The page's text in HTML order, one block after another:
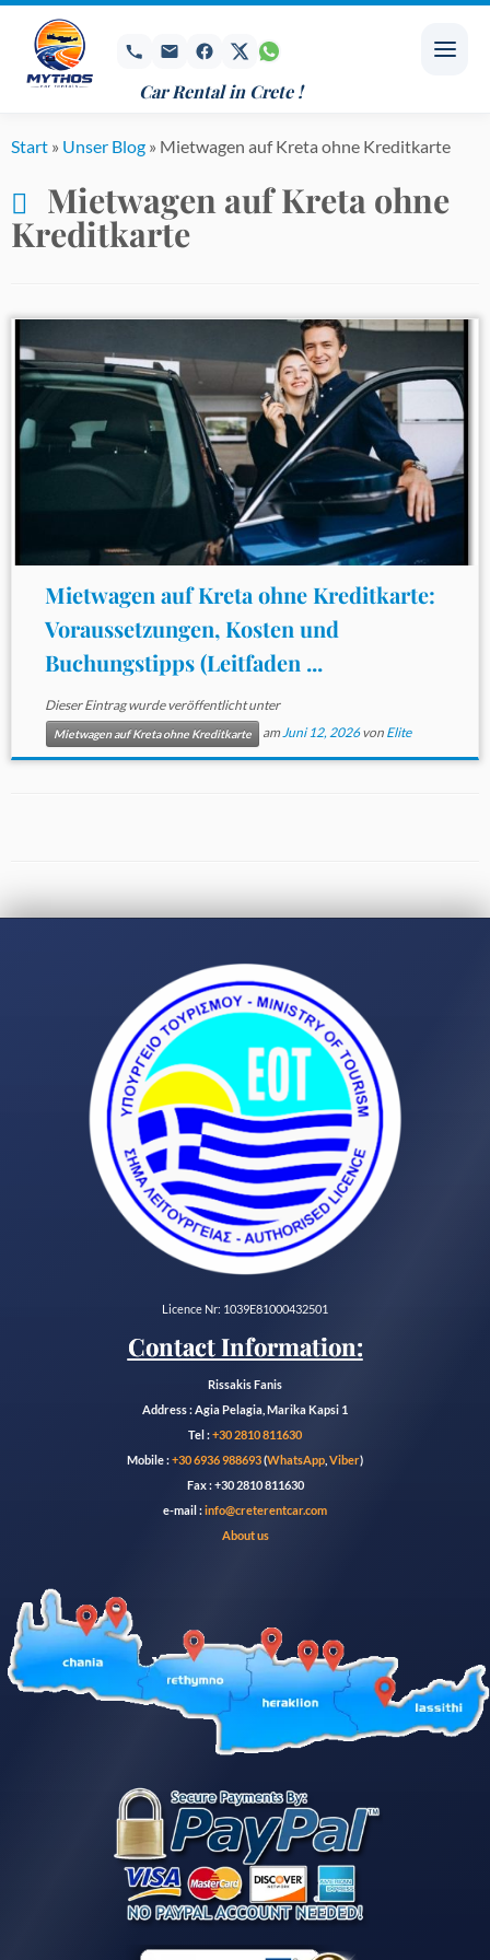
Zum
Inhalt
springen
Car Rental in Crete !
Start » Unser Blog » Mietwagen auf Kreta ohne Kreditkarte
Mietwagen auf Kreta ohne
Kreditkarte
Mietwagen auf Kreta ohne Kreditkarte:
Voraussetzungen, Kosten und
Buchungstipps (Leitfaden ...
Dieser Eintrag wurde veröffentlicht unter
Mietwagen auf Kreta ohne Kreditkarte amJuni 12, 2026 von Elite
Licence Nr: 1039E81000432501
Contact Information:
Rissakis Fanis
Address : Agia Pelagia, Marika Kapsi 1
Tel :+30 2810 811630
Mobile :+30 6936 988693(WhatsApp Viber)
Fax : +30 2810 811630
e-mail :info@creterentcar.com
About us